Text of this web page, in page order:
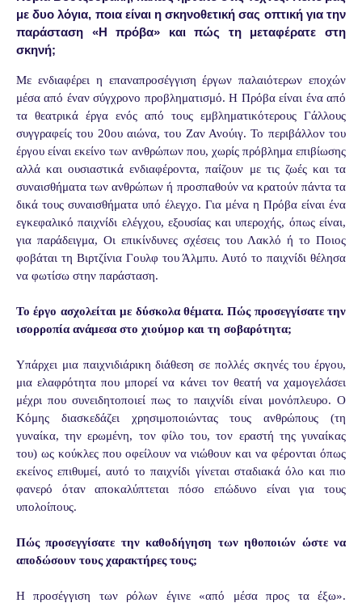
με δυο λόγια, ποια είναι η σκηνοθετική σας οπτική για την
παράσταση «Η πρόβα» και πώς τη μεταφέρατε στη
σκηνή;
Με ενδιαφέρει η επαναπροσέγγιση έργων παλαιότερων εποχών
μέσα από έναν σύγχρονο προβληματισμό. Η Πρόβα είναι ένα από
τα θεατρικά έργα ενός από τους εμβληματικότερους Γάλλους
συγγραφείς του 20ου αιώνα, του Ζαν Ανούιγ. Το περιβάλλον του
έργου είναι εκείνο των ανθρώπων που, χωρίς πρόβλημα επιβίωσης
αλλά και ουσιαστικά ενδιαφέροντα, παίζουν με τις ζωές και τα
συναισθήματα των ανθρώπων ή προσπαθούν να κρατούν πάντα τα
δικά τους συναισθήματα υπό έλεγχο. Για μένα η Πρόβα είναι ένα
εγκεφαλικό παιχνίδι ελέγχου, εξουσίας και υπεροχής, όπως είναι,
για παράδειγμα, Οι επικίνδυνες σχέσεις του Λακλό ή το Ποιος
φοβάται τη Βιρτζίνια Γουλφ του Άλμπυ. Αυτό το παιχνίδι θέλησα
να φωτίσω στην παράσταση.
Το έργο ασχολείται με δύσκολα θέματα. Πώς προσεγγίσατε την
ισορροπία ανάμεσα στο χιούμορ και τη σοβαρότητα;
Υπάρχει μια παιχνιδιάρικη διάθεση σε πολλές σκηνές του έργου,
μια ελαφρότητα που μπορεί να κάνει τον θεατή να χαμογελάσει
μέχρι που συνειδητοποιεί πως το παιχνίδι είναι μονόπλευρο. Ο
Κόμης διασκεδάζει χρησιμοποιώντας τους ανθρώπους (τη
γυναίκα, την ερωμένη, τον φίλο του, τον εραστή της γυναίκας
του) ως κούκλες που οφείλουν να νιώθουν και να φέρονται όπως
εκείνος επιθυμεί, αυτό το παιχνίδι γίνεται σταδιακά όλο και πιο
φανερό όταν αποκαλύπτεται πόσο επώδυνο είναι για τους
υπολοίπους.
Πώς προσεγγίσατε την καθοδήγηση των ηθοποιών ώστε να
αποδώσουν τους χαρακτήρες τους;
Η προσέγγιση των ρόλων έγινε «από μέσα προς τα έξω».